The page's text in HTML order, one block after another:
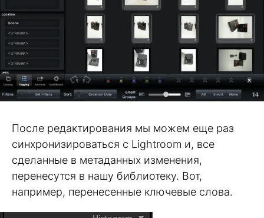
После редактирования мы можем еще раз
синхронизироваться с Lightroom и, все
сделанные в метаданных изменения,
перенесутся в нашу библиотеку. Вот,
например, перенесенные ключевые слова.